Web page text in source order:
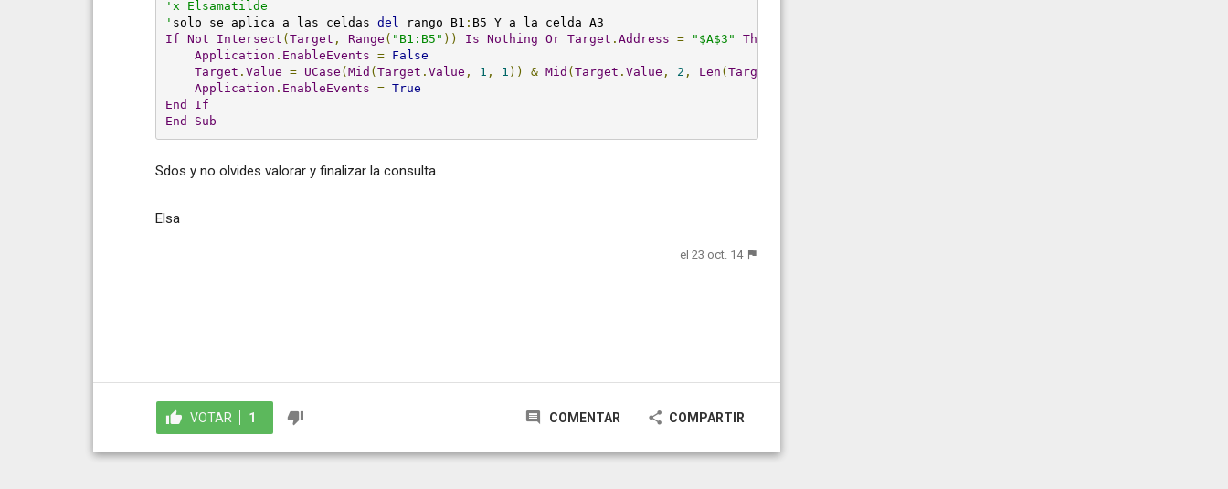
'x Elsamatilde
' solo se aplica a las celdas del rango B1 :
If Not Intersect ( Target , Range ( "B1:B5" )) Is Nothing Or Target . Address = "$A$3"
Then
Application . EnableEvents =
False
Target . Value = UCase ( Mid ( Target . Value , 1 , 1 )) & Mid ( Target . Value , 2 , Len ( Target
Application . EnableEvents = True
End
If
End
Sub
Sdos y no olvides valorar y finalizar la consulta.
Elsa
el 23 oct. 14
VOTAR 1 COMENTAR COMPARTIR